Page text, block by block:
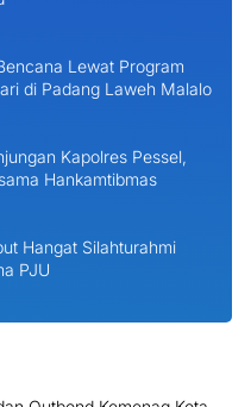
Lewat Program
di Padang Laweh Malalo
Kapolres Pessel,
Hankamtibmas
Hangat Silahturahmi
PJU